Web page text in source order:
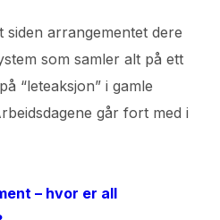
arrangementet dere
som samler alt på ett
“leteaksjon” i gamle
går fort med i
– hvor er all